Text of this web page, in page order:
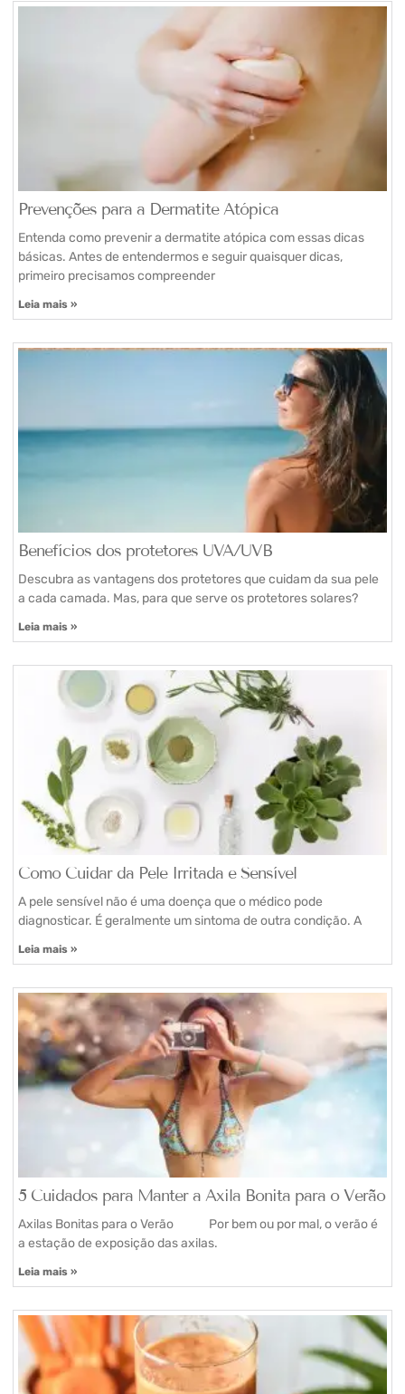
Prevenções para a Dermatite Atópica
Entenda como prevenir a dermatite atópica com essas dicas
básicas. Antes de entendermos e seguir quaisquer dicas,
primeiro precisamos compreender
Leia mais »
Benefícios dos protetores UVA/UVB
Descubra as vantagens dos protetores que cuidam da sua pele
a cada camada. Mas, para que serve os protetores solares?
Leia mais »
Como Cuidar da Pele Irritada e Sensível
A pele sensível não é uma doença que o médico pode
diagnosticar. É geralmente um sintoma de outra condição. A
Leia mais »
5 Cuidados para Manter a Axila Bonita para o Verão
Axilas Bonitas para o Verão Por bem ou por mal, o verão é
a estação de exposição das axilas.
Leia mais »